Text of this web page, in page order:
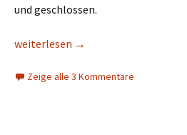
und geschlossen.
Es grünt so grün, Teil eins: Großer
weiterlesen →
Zeige alle 3 Kommentare